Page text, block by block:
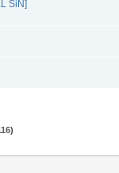
SiN]
)